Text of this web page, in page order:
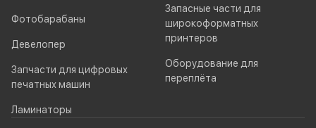
Фотобарабаны
Девелопер
Запчасти для цифровых
печатных машин
Ламинаторы
Запасные части для
широкоформатных
принтеров
Оборудование для
переплёта